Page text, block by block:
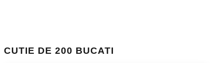
CUTIE DE 200 BUCATI